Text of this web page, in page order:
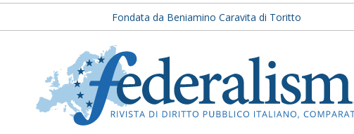
Fondata da Beniamino Caravita di Toritto